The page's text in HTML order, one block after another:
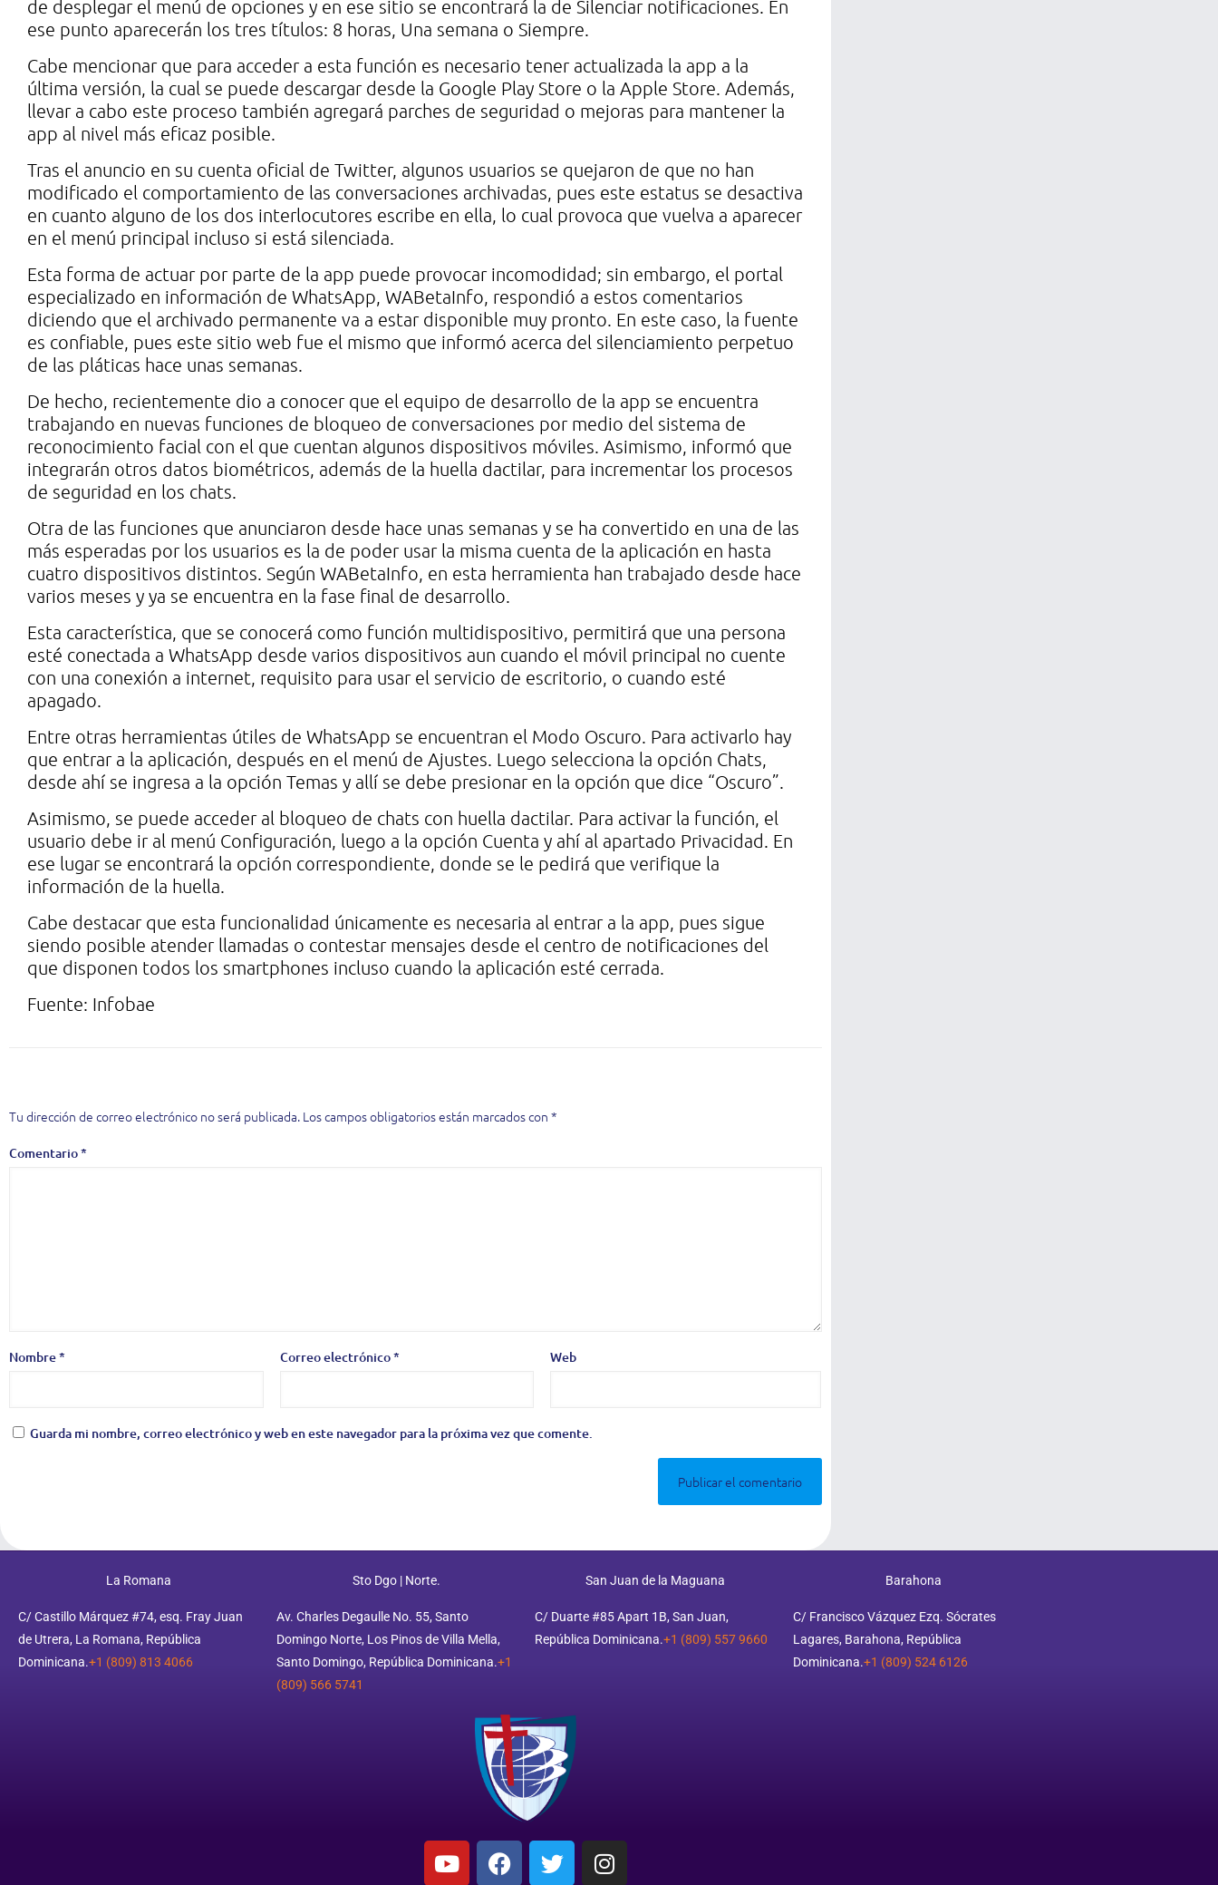
de desplegar el menú de opciones y en ese sitio se encontrará la de Silenciar notificaciones. En
ese punto aparecerán los tres títulos: 8 horas, Una semana o Siempre.
Cabe mencionar que para acceder a esta función es necesario tener actualizada la app a la
última versión, la cual se puede descargar desde la Google Play Store o la Apple Store. Además,
llevar a cabo este proceso también agregará parches de seguridad o mejoras para mantener la
app al nivel más eficaz posible.
Tras el anuncio en su cuenta oficial de Twitter, algunos usuarios se quejaron de que no han
modificado el comportamiento de las conversaciones archivadas, pues este estatus se desactiva
en cuanto alguno de los dos interlocutores escribe en ella, lo cual provoca que vuelva a aparecer
en el menú principal incluso si está silenciada.
Esta forma de actuar por parte de la app puede provocar incomodidad; sin embargo, el portal
especializado en información de WhatsApp, WABetaInfo, respondió a estos comentarios
diciendo que el archivado permanente va a estar disponible muy pronto. En este caso, la fuente
es confiable, pues este sitio web fue el mismo que informó acerca del silenciamiento perpetuo
de las pláticas hace unas semanas.
De hecho, recientemente dio a conocer que el equipo de desarrollo de la app se encuentra
trabajando en nuevas funciones de bloqueo de conversaciones por medio del sistema de
reconocimiento facial con el que cuentan algunos dispositivos móviles. Asimismo, informó que
integrarán otros datos biométricos, además de la huella dactilar, para incrementar los procesos
de seguridad en los chats.
Otra de las funciones que anunciaron desde hace unas semanas y se ha convertido en una de las
más esperadas por los usuarios es la de poder usar la misma cuenta de la aplicación en hasta
cuatro dispositivos distintos. Según WABetaInfo, en esta herramienta han trabajado desde hace
varios meses y ya se encuentra en la fase final de desarrollo.
Esta característica, que se conocerá como función multidispositivo, permitirá que una persona
esté conectada a WhatsApp desde varios dispositivos aun cuando el móvil principal no cuente
con una conexión a internet, requisito para usar el servicio de escritorio, o cuando esté
apagado.
Entre otras herramientas útiles de WhatsApp se encuentran el Modo Oscuro. Para activarlo hay
que entrar a la aplicación, después en el menú de Ajustes. Luego selecciona la opción Chats,
desde ahí se ingresa a la opción Temas y allí se debe presionar en la opción que dice “Oscuro”.
Asimismo, se puede acceder al bloqueo de chats con huella dactilar. Para activar la función, el
usuario debe ir al menú Configuración, luego a la opción Cuenta y ahí al apartado Privacidad. En
ese lugar se encontrará la opción correspondiente, donde se le pedirá que verifique la
información de la huella.
Cabe destacar que esta funcionalidad únicamente es necesaria al entrar a la app, pues sigue
siendo posible atender llamadas o contestar mensajes desde el centro de notificaciones del
que disponen todos los smartphones incluso cuando la aplicación esté cerrada.
Fuente: Infobae
Tu dirección de correo electrónico no será publicada. Los campos obligatorios están marcados con *
Comentario*
Nombre* Correo electrónico* Web
Guarda mi nombre, correo electrónico y web en este navegador para la próxima vez que comente.
La Romana
C/ Castillo Márquez #74, esq. Fray Juan
de Utrera, La Romana, República
Dominicana.+1 (809) 813 4066
Sto Dgo | Norte.
Av. Charles Degaulle No. 55, Santo
Domingo Norte, Los Pinos de Villa Mella,
Santo Domingo, República Dominicana.+1
(809) 566 5741
San Juan de la Maguana
C/ Duarte #85 Apart 1B, San Juan,
República Dominicana.+1 (809) 557 9660
Barahona
C/ Francisco Vázquez Ezq. Sócrates
Lagares, Barahona, República
Dominicana.+1 (809) 524 6126